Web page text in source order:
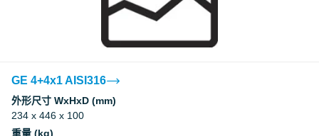
GE 4+4x1 AISI316
外形尺寸 WxHxD (mm)
234 x 446 x 100
重量 (kg)